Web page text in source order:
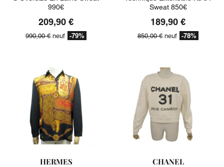
990€
209,90 €
990,00 € neuf -79%
Sweat 850€
189,90 €
850,00 € neuf -78%
HERMES CHANEL